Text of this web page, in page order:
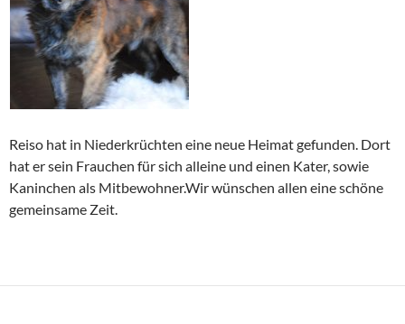
Reiso hat in Niederkrüchten eine neue Heimat gefunden. Dort
hat er sein Frauchen für sich alleine und einen Kater, sowie
Kaninchen als Mitbewohner.Wir wünschen allen eine schöne
gemeinsame Zeit.